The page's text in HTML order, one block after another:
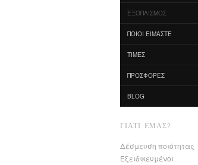
ΕΞΟΠΛΙΣΜΟΣ
ΠΟΙΟΙ ΕΙΜΑΣΤΕ
ΤΙΜΕΣ
ΠΡΟΣΦΟΡΈΣ
BLOG
ΓΙΑΤΊ ΕΜΆΣ?
Δέσμευση ποιότητας
Εξειδικευμένοι